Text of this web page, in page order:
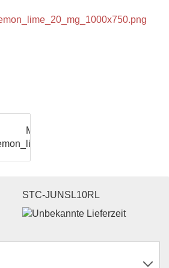
STC-JUNSL10RL